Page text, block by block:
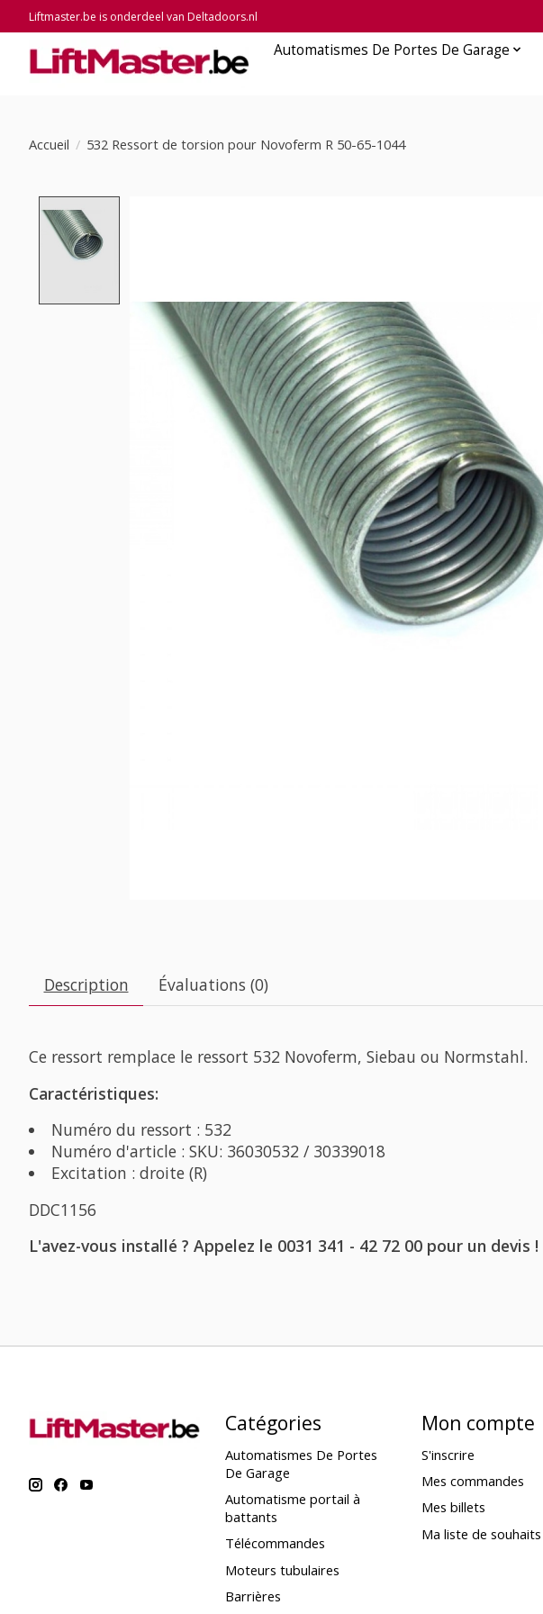
Liftmaster.be is onderdeel van Deltadoors.nl
Automatismes De Portes De Garage
Accueil / 532 Ressort de torsion pour Novoferm R 50-65-1044
Description Évaluations (0)
Ce ressort remplace le ressort 532 Novoferm, Siebau ou Normstahl.
Caractéristiques:
Numéro du ressort : 532
Numéro d'article : SKU: 36030532 / 30339018
Excitation : droite (R)
DDC1156
L'avez-vous installé ? Appelez le 0031 341 - 42 72 00 pour un devis !
Catégories
Automatismes De Portes
De Garage
Automatisme portail à
battants
Télécommandes
Moteurs tubulaires
Barrières
Mon compte
S'inscrire
Mes commandes
Mes billets
Ma liste de souhaits